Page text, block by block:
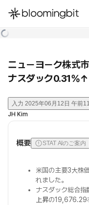
한국어
ニューヨーク株式
ナスダック0.31%↑
入力 2025年06月12日 午前
JH Kim
概要 STAT AIのご案内
米国の主要3大株
れました。
ナスダック総合指
上昇の19,676.29